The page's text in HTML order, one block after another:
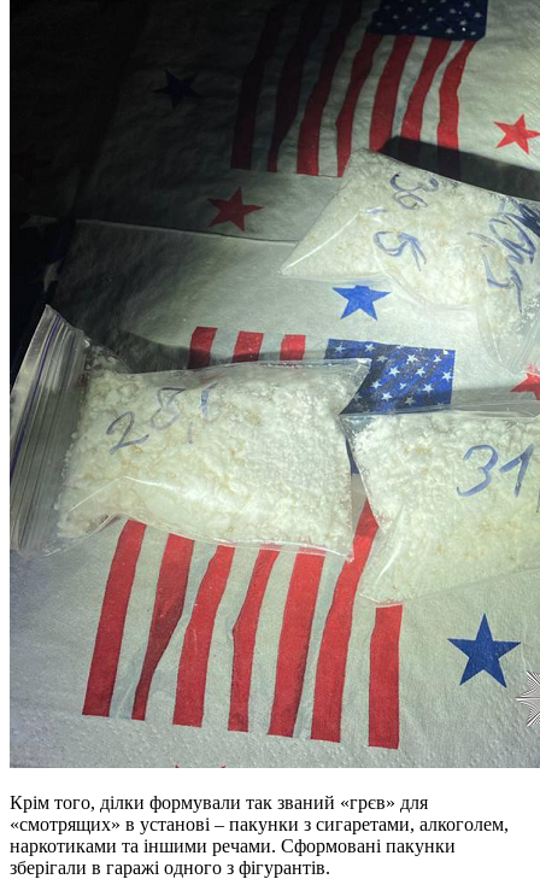
Крім того, ділки формували так званий «грєв» для
«смотрящих» в установі – пакунки з сигаретами, алкоголем,
наркотиками та іншими речами. Сформовані пакунки
зберігали в гаражі одного з фігурантів.